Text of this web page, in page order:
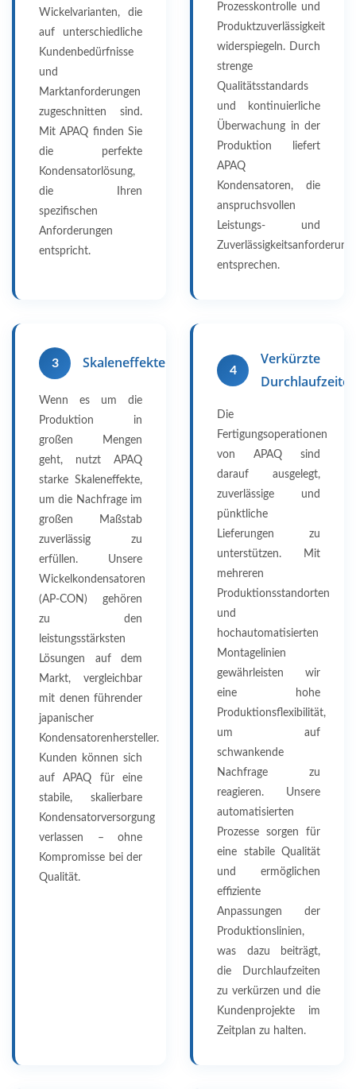
Wickelvarianten, die
auf unterschiedliche
Kundenbedürfnisse
und
Marktanforderungen
zugeschnitten sind.
Mit APAQ finden Sie
die perfekte
Kondensatorlösung,
die Ihren
spezifischen
Anforderungen
entspricht.
Prozesskontrolle und
Produktzuverlässigkeit
widerspiegeln. Durch
strenge
Qualitätsstandards
und kontinuierliche
Überwachung in der
Produktion liefert
APAQ
Kondensatoren, die
anspruchsvollen
Leistungs- und
entsprechen.
3 Skaleneffekte
Wenn es um die
Produktion in
großen Mengen
geht, nutzt APAQ
starke Skaleneffekte,
um die Nachfrage im
großen Maßstab
zuverlässig zu
erfüllen. Unsere
Wickelkondensatoren
(AP-CON) gehören
zu den
leistungsstärksten
Lösungen auf dem
Markt, vergleichbar
mit denen führender
japanischer
Kondensatorenhersteller.
Kunden können sich
auf APAQ für eine
stabile, skalierbare
Kondensatorversorgung
verlassen – ohne
Kompromisse bei der
Qualität.
4
Verkürzte
Die
Fertigungsoperationen
von APAQ sind
darauf ausgelegt,
zuverlässige und
pünktliche
Lieferungen zu
unterstützen. Mit
mehreren
Produktionsstandorten
und
hochautomatisierten
Montagelinien
gewährleisten wir
eine hohe
Produktionsflexibilität,
um auf
schwankende
Nachfrage zu
reagieren. Unsere
automatisierten
Prozesse sorgen für
eine stabile Qualität
und ermöglichen
effiziente
Anpassungen der
Produktionslinien,
was dazu beiträgt,
die Durchlaufzeiten
zu verkürzen und die
Kundenprojekte im
Zeitplan zu halten.